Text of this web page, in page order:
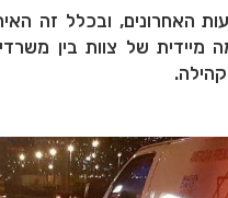
האחרונים, ובכלל זה
של צוות בין